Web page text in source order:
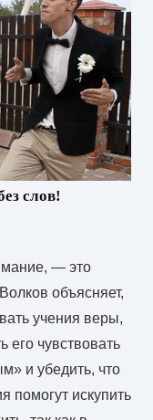
слов!
— это
объясняет,
учения веры,
его чувствовать
и убедить, что
помогут искупить